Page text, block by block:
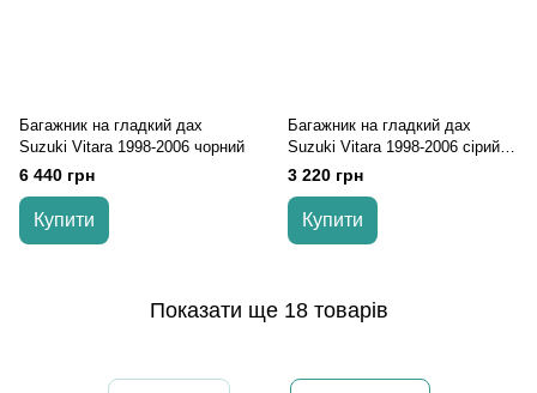
Багажник на гладкий дах
Suzuki Vitara 1998-2006 чорний
6 440 грн
Купити
Багажник на гладкий дах
Suzuki Vitara 1998-2006 сірий
Oluksuz
3 220 грн
Купити
Показати ще 18 товарів